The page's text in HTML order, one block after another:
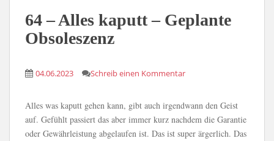
64 – Alles kaputt – Geplante
Obsoleszenz
04.06.2023 Schreib einen Kommentar
Alles was kaputt gehen kann, gibt auch irgendwann den Geist
auf. Gefühlt passiert das aber immer kurz nachdem die Garantie
oder Gewährleistung abgelaufen ist. Das ist super ärgerlich. Das